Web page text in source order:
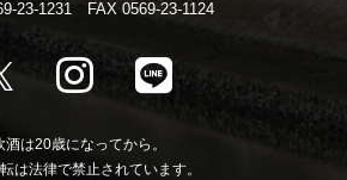
23-1231 FAX 0569-23-1124
酒は20歳になってから。
は法律で禁止されています。